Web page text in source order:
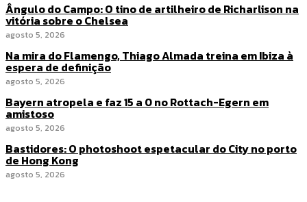
Ângulo do Campo: O tino de artilheiro de Richarlison na
vitória sobre o Chelsea
agosto 5, 2026
Na mira do Flamengo, Thiago Almada treina em Ibiza à
espera de definição
agosto 5, 2026
Bayern atropela e faz 15 a 0 no Rottach-Egern em
amistoso
agosto 5, 2026
Bastidores: O photoshoot espetacular do City no porto
de Hong Kong
agosto 5, 2026